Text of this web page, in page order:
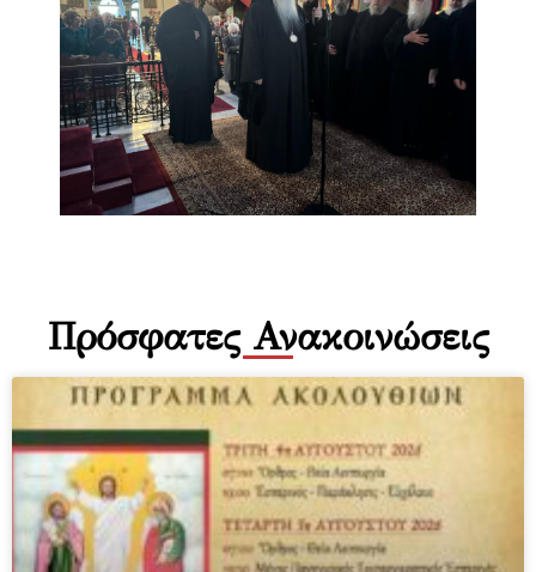
Πρόσφατες Ανακοινώσεις